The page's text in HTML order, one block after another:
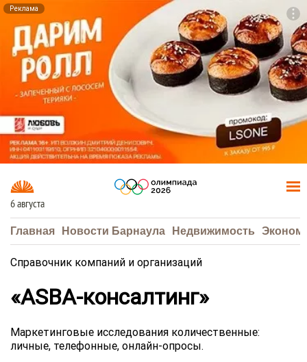
Реклама
6 августа
Главная Новости Барнаула Недвижимость
Справочник компаний и организаций
«ASBA-консалтинг»
Маркетинговые исследования количественные:
личные, телефонные, онлайн-опросы.